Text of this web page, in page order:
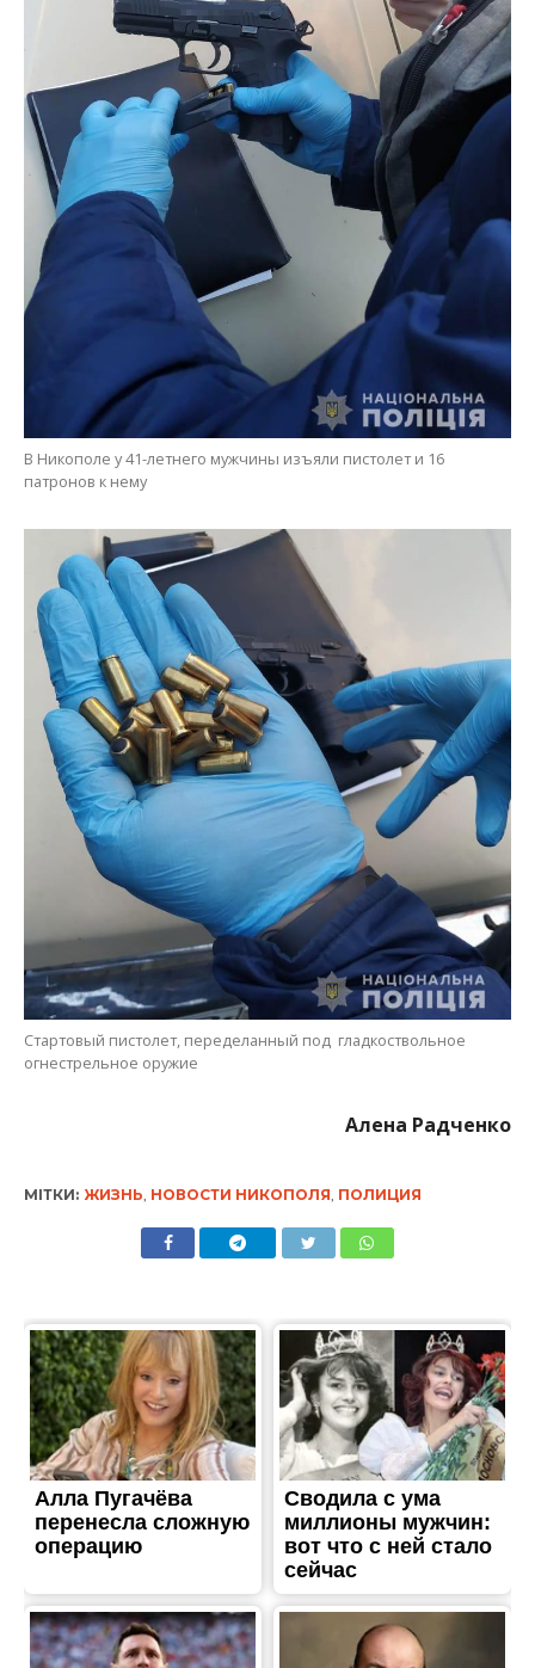
В Никополе у 41-летнего мужчины изъяли пистолет и 16
патронов к нему
Стартовый пистолет, переделанный под гладкоствольное
огнестрельное оружие
Алена Радченко
МІТКИ: ЖИЗНЬ, НОВОСТИ НИКОПОЛЯ, ПОЛИЦИЯ